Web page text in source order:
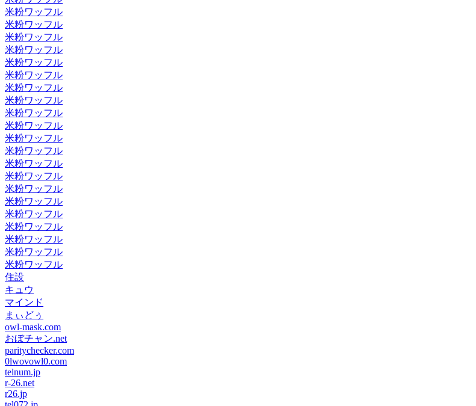
米粉ワッフル
米粉ワッフル
米粉ワッフル
米粉ワッフル
米粉ワッフル
米粉ワッフル
米粉ワッフル
米粉ワッフル
米粉ワッフル
米粉ワッフル
米粉ワッフル
米粉ワッフル
米粉ワッフル
米粉ワッフル
米粉ワッフル
米粉ワッフル
米粉ワッフル
米粉ワッフル
米粉ワッフル
米粉ワッフル
米粉ワッフル
住設
キュウ
マインド
まぃどぅ
owl-mask.com
おぼチャン.net
paritychecker.com
0lwovowl0.com
telnum.jp
r-26.net
r26.jp